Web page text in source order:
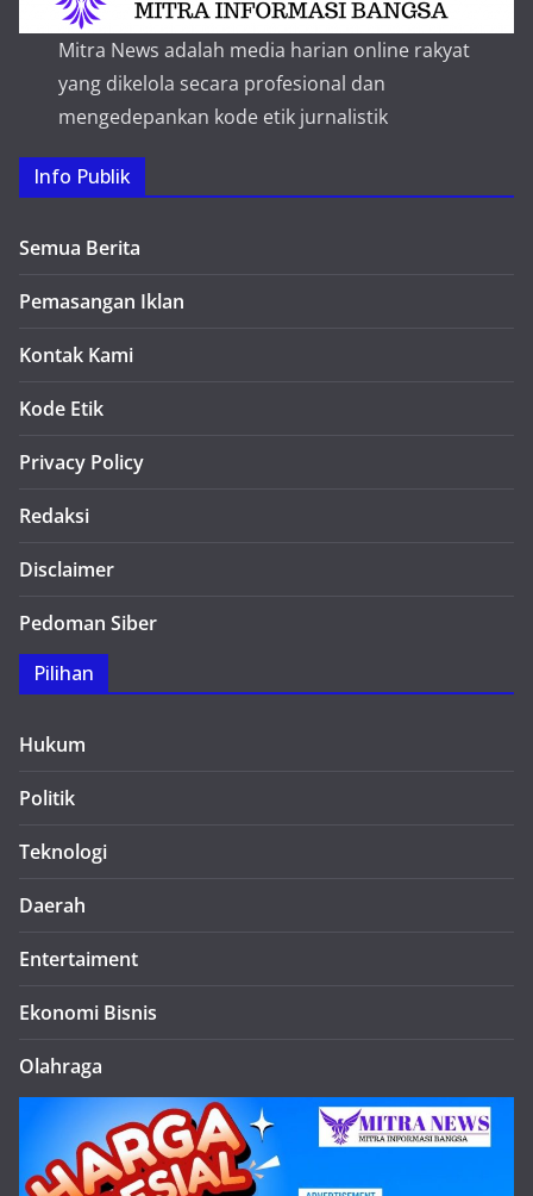
Mitra News adalah media harian online rakyat
yang dikelola secara profesional dan
mengedepankan kode etik jurnalistik
Info Publik
Semua Berita
Pemasangan Iklan
Kontak Kami
Kode Etik
Privacy Policy
Redaksi
Disclaimer
Pedoman Siber
Pilihan
Hukum
Politik
Teknologi
Daerah
Entertaiment
Ekonomi Bisnis
Olahraga